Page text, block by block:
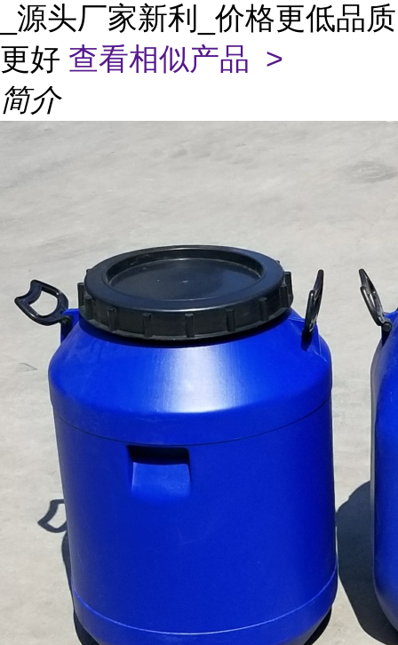
_源头厂家新利_价格更低品质
更好 查看相似产品 >
简介